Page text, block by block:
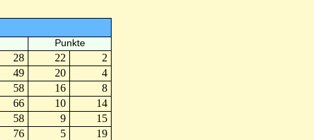
Punkte
28 22
2
49 20
4
58 16
8
66 10
14
58 9
15
76 5
19